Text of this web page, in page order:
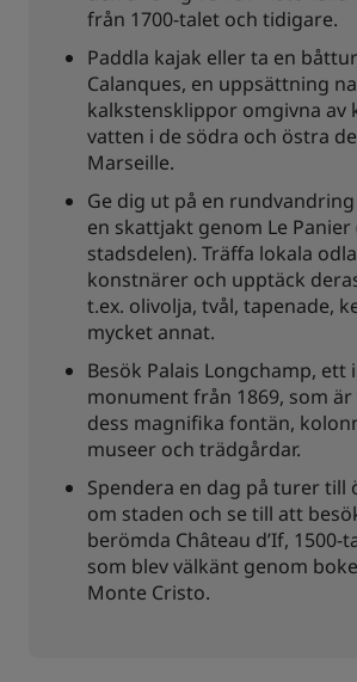
från 1700-talet och tidigare.
Paddla kajak eller ta en
Calanques, en uppsättning
kalkstensklippor omgivna av
vatten i de södra och östra
Marseille.
Ge dig ut på en
en skattjakt genom Le Panier
stadsdelen). Träffa lokala
konstnärer och upptäck
t.ex. olivolja, tvål, tapenade,
mycket annat.
Besök Palais Longchamp, ett
monument från 1869, som
dess magnifika fontän,
museer och trädgårdar.
Spendera en dag på turer till
om staden och se till att
berömda Château d’If, 1500-
som blev välkänt genom
Monte Cristo.